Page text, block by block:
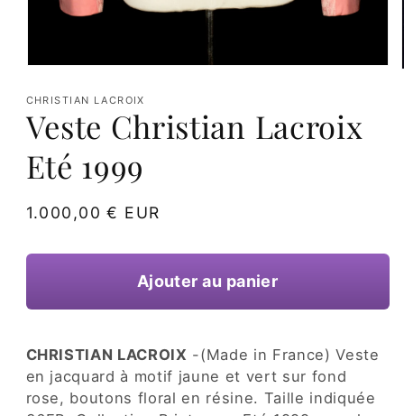
le
média
1
dans
une
fenêtre
modale
CHRISTIAN LACROIX
Veste Christian Lacroix
Eté 1999
Prix
1.000,00 € EUR
Ajouter au panier
CHRISTIAN LACROIX -(Made in France) Veste
en jacquard à motif jaune et vert sur fond
rose, boutons floral en résine. Taille indiquée